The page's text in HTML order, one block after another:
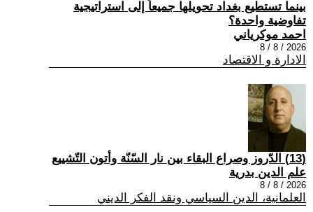
بينما تستطيع بغداد تحويلها جميعاً إلى استراتيجية
تفاوضية واحدة؟
احمد موكرياني
2026 / 8 / 8
الادارة و الاقتصاد
(13) الدّروز وصراع البقاء بين نار السّنّة وأتون التّشييع
علم الدين بدرية
2026 / 8 / 8
العلمانية، الدين السياسي ونقد الفكر الديني